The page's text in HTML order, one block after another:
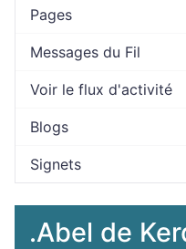
Pages
Messages du Fil
Voir le flux d'activité
Blogs
Signets
.Abel de